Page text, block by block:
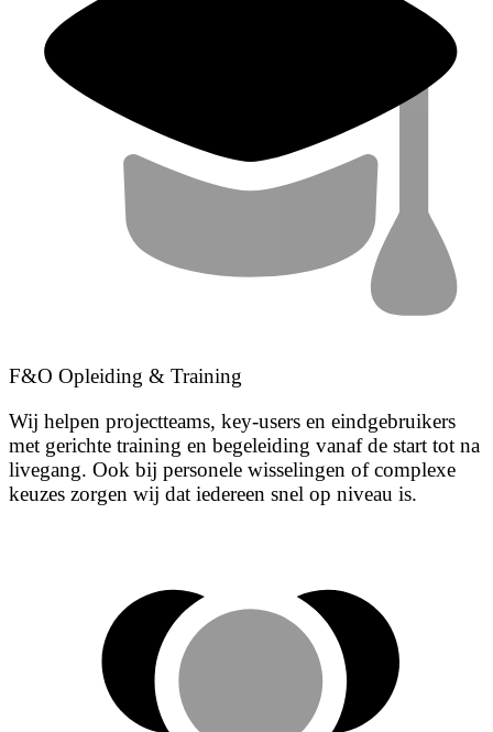
F&O Opleiding & Training
Wij helpen projectteams, key-users en eindgebruikers
met gerichte training en begeleiding vanaf de start tot na
livegang. Ook bij personele wisselingen of complexe
keuzes zorgen wij dat iedereen snel op niveau is.